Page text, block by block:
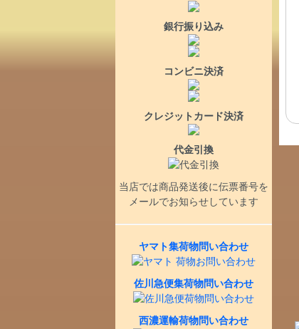
銀行振り込み
コンビニ決済
クレジットカード決済
代金引換
当店では商品発送後に伝票番号を
メールでお知らせしています
ヤマト集荷物問い合わせ
佐川急便集荷物問い合わせ
西濃運輸荷物問い合わせ